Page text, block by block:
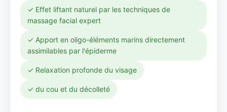
✓ Effet liftant naturel par les techniques de
massage facial expert
✓ Apport en oligo-éléments marins directement
assimilables par l'épiderme
✓ Relaxation profonde du visage
✓ du cou et du décolleté